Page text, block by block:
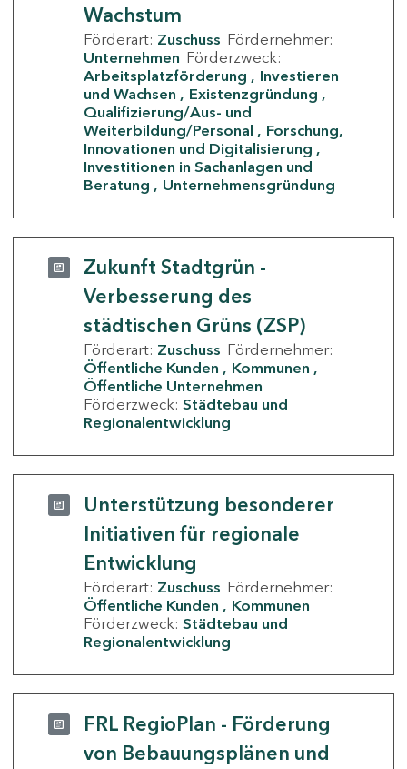
Wachstum
Förderart: Zuschuss Fördernehmer:
Unternehmen Förderzweck:
Arbeitsplatzförderung
Investieren
und Wachsen
Existenzgründung
Qualifizierung/Aus- und
Weiterbildung/Personal
Forschung,
Innovationen und Digitalisierung
Investitionen in Sachanlagen und
Beratung
Unternehmensgründung
Zukunft Stadtgrün -
Verbesserung des
städtischen Grüns (ZSP)
Förderart: Zuschuss Fördernehmer:
Öffentliche Kunden
Kommunen
Öffentliche Unternehmen
Förderzweck: Städtebau und
Regionalentwicklung
Unterstützung besonderer
Initiativen für regionale
Entwicklung
Förderart: Zuschuss Fördernehmer:
Öffentliche Kunden
Kommunen
Förderzweck: Städtebau und
Regionalentwicklung
FRL RegioPlan - Förderung
von Bebauungsplänen und